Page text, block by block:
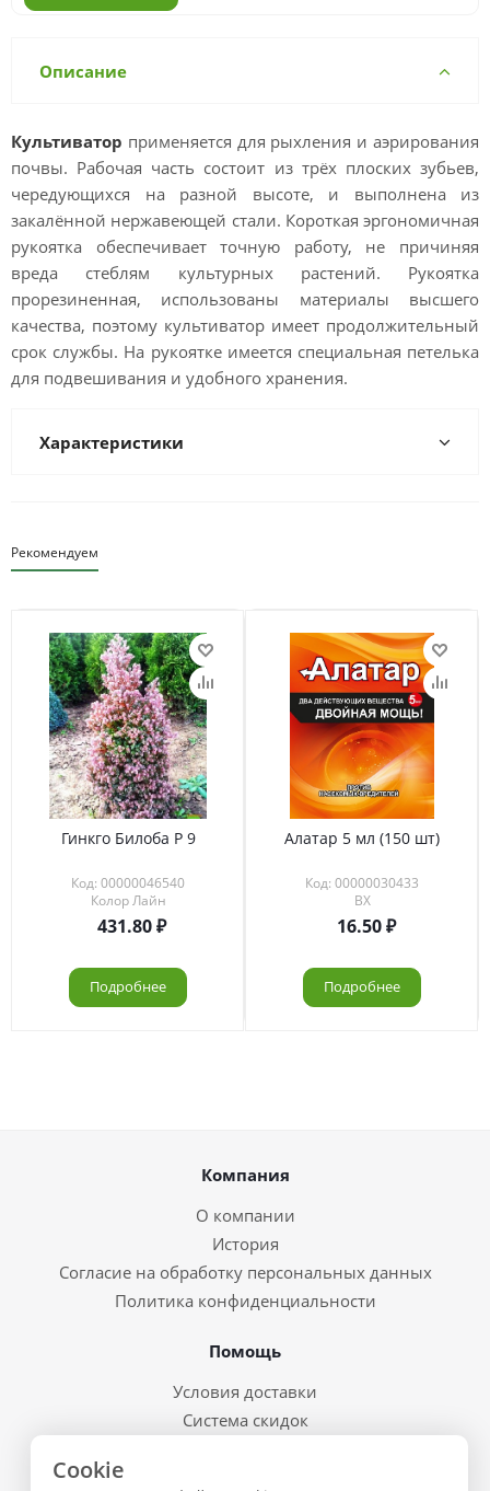
Описание
Культиватор применяется для рыхления и аэрирования
почвы. Рабочая часть состоит из трёх плоских зубьев,
чередующихся на разной высоте, и выполнена из
закалённой нержавеющей стали. Короткая эргономичная
рукоятка обеспечивает точную работу, не причиняя
вреда стеблям культурных растений. Рукоятка
прорезиненная, использованы материалы высшего
качества, поэтому культиватор имеет продолжительный
срок службы. На рукоятке имеется специальная петелька
для подвешивания и удобного хранения.
Характеристики
Рекомендуем
Гинкго Билоба Р 9
Код: 00000046540
Колор Лайн
431.80
Подробнее
Алатар 5 мл (150 шт)
Код: 00000030433
ВХ
16.50
Подробнее
Компания
О компании
История
Согласие на обработку персональных данных
Политика конфиденциальности
Помощь
Условия доставки
Система скидок
Cookie